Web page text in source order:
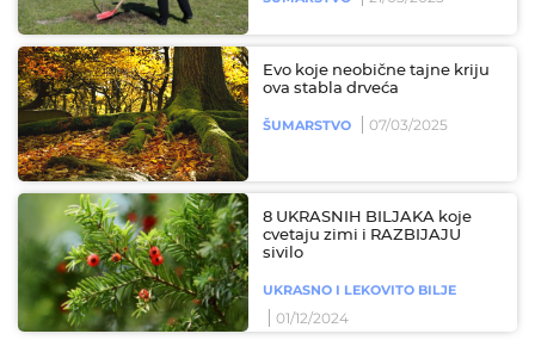
Evo koje neobične tajne kriju
ova stabla drveća
ŠUMARSTVO 07/03/2025
8 UKRASNIH BILJAKA koje
cvetaju zimi i RAZBIJAJU
sivilo
UKRASNO I LEKOVITO BILJE
01/12/2024